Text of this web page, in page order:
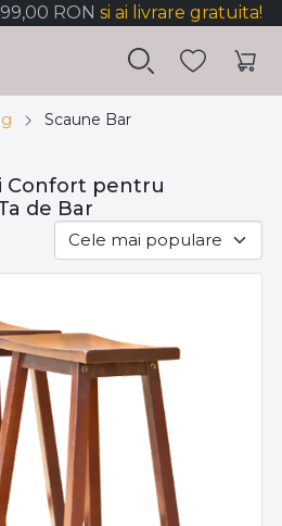
RON si ai livrare gratuita!
Scaune Bar
Confort pentru
de Bar